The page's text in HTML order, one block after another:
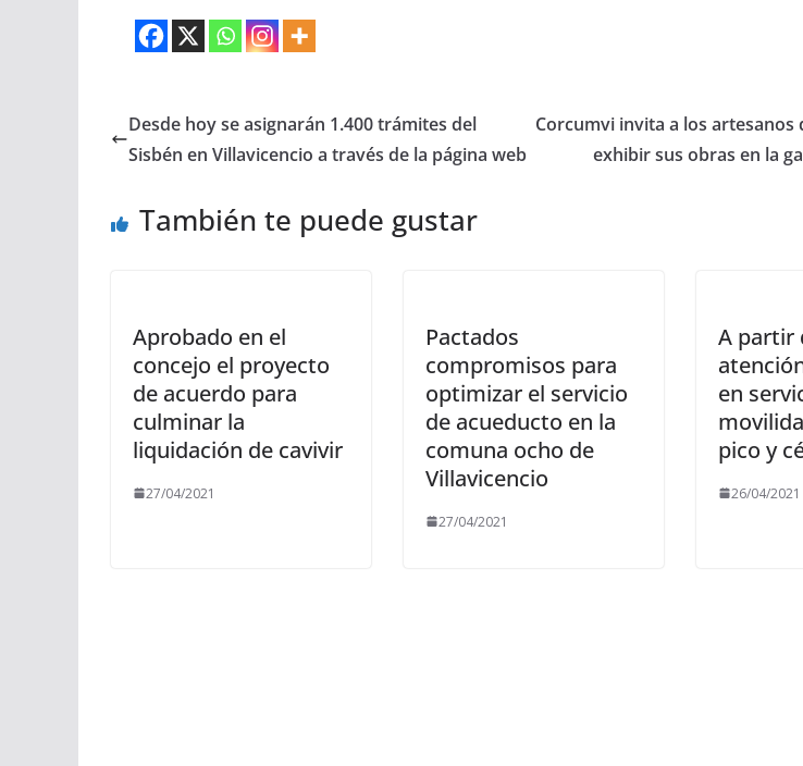
Desde hoy se asignarán 1.400 trámites del
Sisbén en Villavicencio a través de la página web
Corcumvi invita a los artesanos
exhibir sus obras en la
También te puede gustar
Aprobado en el
concejo el proyecto
de acuerdo para
culminar la
liquidación de cavivir
27/04/2021
Pactados
compromisos para
optimizar el servicio
de acueducto en la
comuna ocho de
Villavicencio
27/04/2021
A partir
en
pico y
26/04/2021